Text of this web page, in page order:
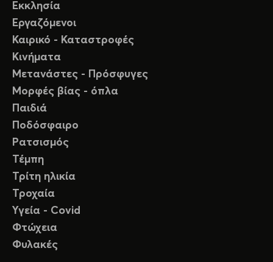
Εκκλησία
Εργαζόμενοι
Καιρικό - Καταστροφές
Κινήματα
Μετανάστες - Πρόσφυγες
Μορφές βίας - όπλα
Παιδιά
Ποδόσφαιρο
Ρατσισμός
Τέμπη
Τρίτη ηλικία
Τροχαία
Υγεία - Covid
Φτώχεια
Φυλακές